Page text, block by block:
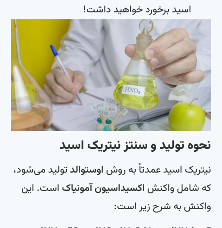
اسید برخورد خواهید داشت!
نحوه تولید و سنتز نیتریک اسید
نیتریک اسید عمدتاً به روشاوستوالدتولید می‌شود،
که شامل واکنشاکسیداسیون آمونیاکاست. این
واکنش به شرح زیر است: